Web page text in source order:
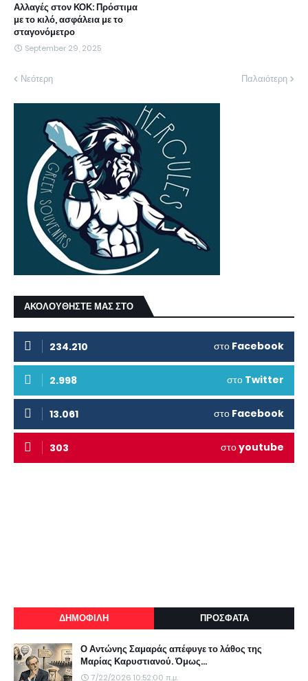
Αλλαγές στον ΚΟΚ: Πρόστιμα
με το κιλό, ασφάλεια με το
σταγονόμετρο
September 29, 2025
Νεότερη Παλαιότερη
ΑΚΟΛΟΥΘΗΣΤΕ ΜΑΣ ΣΤΟ
234.210 στο Facebook
2.998 στο Twitter
13.061 στο Facebook
303 στοyoutube
ΔΗΜΟΦΙΛΗ ΠΡΟΣΦΑΤΑ
Ο Αντώνης Σαμαράς απέφυγε το λάθος της
Μαρίας Καρυστιανού. Όμως...
7/22/2026 10:52:00 π.μ.